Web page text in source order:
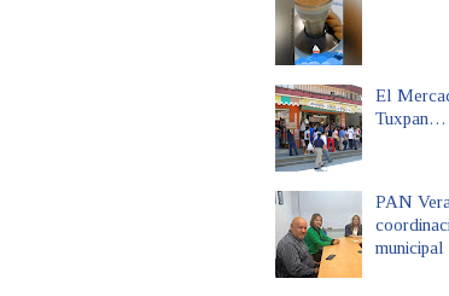
El
Tuxpan…
PAN